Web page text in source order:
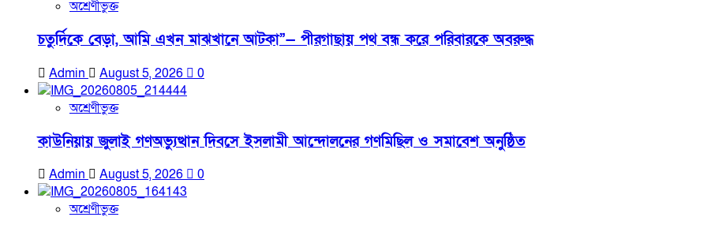
অশ্রেণীভুক্ত
চতুর্দিকে বেড়া, আমি এখন মাঝখানে আটকা”— পীরগাছায় পথ বন্ধ করে পরিবারকে অবরুদ্ধ
Admin August 5, 2026
0
অশ্রেণীভুক্ত
কাউনিয়ায় জুলাই গণঅভ্যুত্থান দিবসে ইসলামী আন্দোলনের গণমিছিল ও সমাবেশ অনুষ্ঠিত
Admin August 5, 2026
0
অশ্রেণীভুক্ত